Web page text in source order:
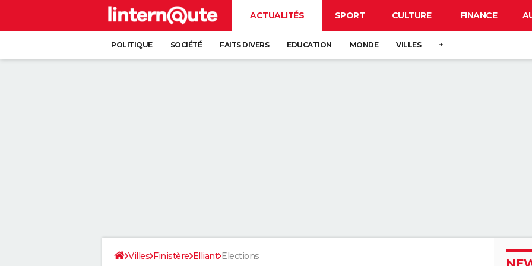
ACTUALITÉS SPORT CULTURE FINANCE
POLITIQUE SOCIÉTÉ FAITS DIVERS EDUCATION MONDE VILLES +
Villes Finistère Elliant Elections